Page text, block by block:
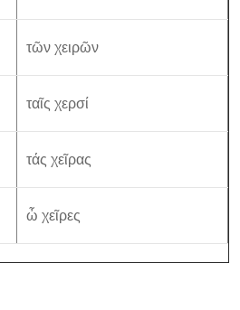
τῶν χειρῶν
ταῖς χερσί
τάς χεῖρας
ὦ χεῖρες